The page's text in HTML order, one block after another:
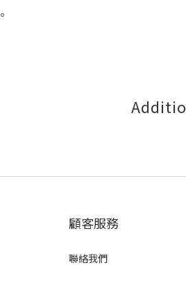
顧客服務
聯絡我們